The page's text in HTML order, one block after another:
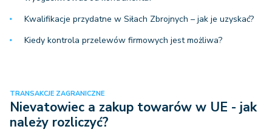
Kwalifikacje przydatne w Siłach Zbrojnych – jak je uzyskać?
Kiedy kontrola przelewów firmowych jest możliwa?
TRANSAKCJE ZAGRANICZNE
Nievatowiec a zakup towarów w UE - jak
należy rozliczyć?